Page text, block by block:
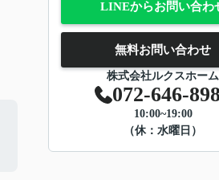
LINEからお問い合わ
無料お問い合わせ
株式会社ルクスホーム
072-646-
10:00~19:00
（休：水曜日）